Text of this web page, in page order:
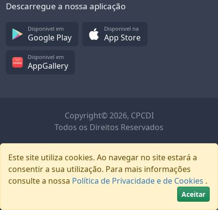
Este site utiliza cookies. Ao navegar no site estará a
consentir a sua utilização. Para mais informações
consulte a nossa Política de Privacidade e de Cookies .
Aceitar
Descarregue a nossa aplicação
Disponivel em
Google Play
Disponivel na
App Store
Disponivel em
AppGallery
Copyright© 2026, CPCDI
Todos os Direitos Reservados